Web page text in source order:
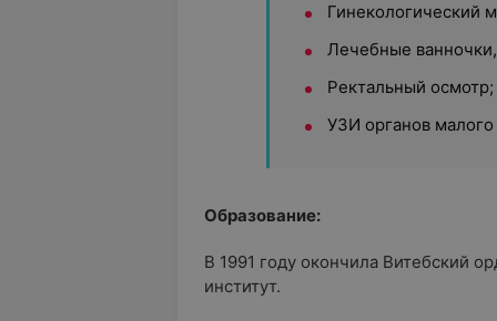
Гинекологический
Лечебные
Ректальный осмотр;
УЗИ органов малого
Образование:
В 1991 году окончила Витебский
институт.